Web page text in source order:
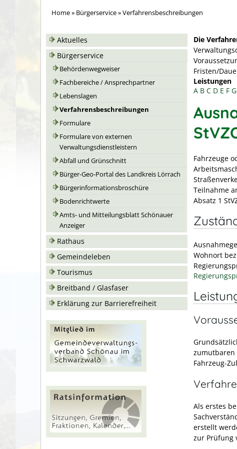
Home» Bürgerservice»Verfahrensbeschreibungen
Aktuelles
Bürgerservice
Behördenwegweiser
Fachbereiche / Ansprechpartner
Lebenslagen
Verfahrensbeschreibungen
Formulare
Formulare von externen
Verwaltungsdienstleistern
Abfall und Grünschnitt
Bürger-Geo-Portal des Landkreis Lörrach
Bürgerinformationsbroschüre
Bodenrichtwerte
Amts- und Mitteilungsblatt Schönauer
Anzeiger
Rathaus
Gemeindeleben
Tourismus
Breitband / Glasfaser
Erklärung zur Barrierefreiheit
Die
Fristen/
Leistungen
A B C D E F G
Fahrzeuge
Teilnahme
Absatz 1
Wohnort
zumutbaren
Fahrzeug-
Als erstes
erstellt
zur Prüfung